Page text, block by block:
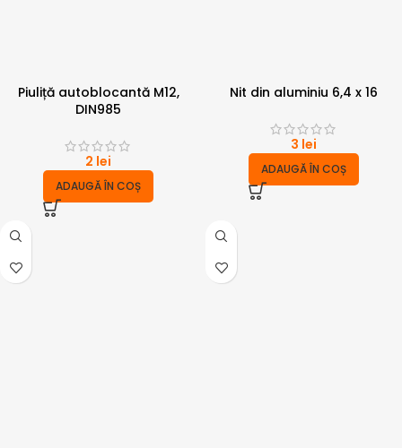
Piuliță autoblocantă M12,
DIN985
2 lei
ADAUGĂ ÎN COȘ
Nit din aluminiu 6,4 x 16
3 lei
ADAUGĂ ÎN COȘ